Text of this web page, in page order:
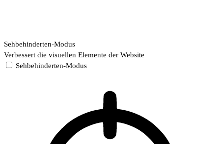
Sehbehinderten-Modus
Verbessert die visuellen Elemente der Website
Sehbehinderten-Modus